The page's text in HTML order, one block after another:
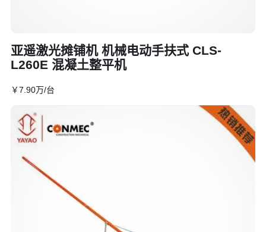
亚遥激光摊铺机 机械电动手扶式 CLS-
L260E 混凝土整平机
￥7 .90万/台